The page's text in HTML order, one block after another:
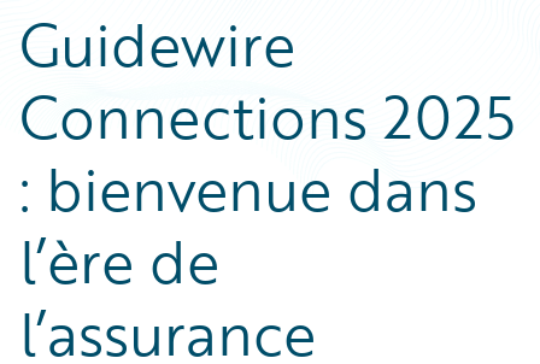
Podcasts
Blog
Help and Support
Insurance Technology FAQ
Careers
Customer Viewpoint
Developers
General Interest
Partner Perspective
Technology
Trends
Guidewire
Connections 2025
: bienvenue dans
l’ère de
l’assurance